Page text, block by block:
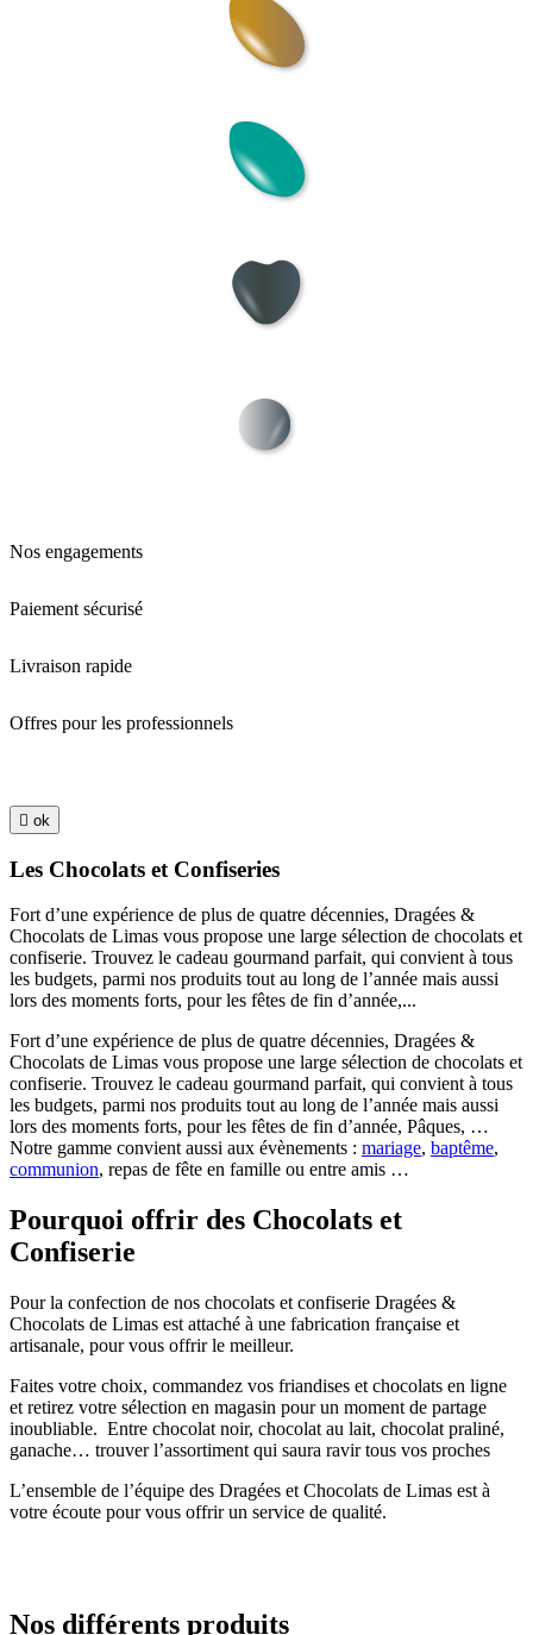
Nos engagements
Paiement sécurisé
Livraison rapide
Offres pour les professionnels
 ok
Les Chocolats et Confiseries
Fort d’une expérience de plus de quatre décennies, Dragées &
Chocolats de Limas vous propose une large sélection de chocolats et
confiserie. Trouvez le cadeau gourmand parfait, qui convient à tous
les budgets, parmi nos produits tout au long de l’année mais aussi
lors des moments forts, pour les fêtes de fin d’année,...
Fort d’une expérience de plus de quatre décennies, Dragées &
Chocolats de Limas vous propose une large sélection de chocolats et
confiserie. Trouvez le cadeau gourmand parfait, qui convient à tous
les budgets, parmi nos produits tout au long de l’année mais aussi
lors des moments forts, pour les fêtes de fin d’année, Pâques, …
Notre gamme convient aussi aux évènements : mariage, baptême,
communion, repas de fête en famille ou entre amis …
Pourquoi offrir des Chocolats et
Confiserie
Pour la confection de nos chocolats et confiserie Dragées &
Chocolats de Limas est attaché à une fabrication française et
artisanale, pour vous offrir le meilleur.
Faites votre choix, commandez vos friandises et chocolats en ligne
et retirez votre sélection en magasin pour un moment de partage
inoubliable. Entre chocolat noir, chocolat au lait, chocolat praliné,
ganache… trouver l’assortiment qui saura ravir tous vos proches
L’ensemble de l’équipe des Dragées et Chocolats de Limas est à
votre écoute pour vous offrir un service de qualité.
Nos différents produits